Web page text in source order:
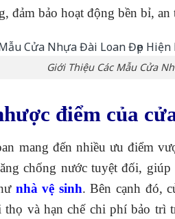
đảm bảo hoạt động bền bỉ, an
Giới Thiệu Các Mẫu Cửa
điểm của
mang đến nhiều ưu điểm
chống nước tuyệt đối,
nhà vệ sinh. Bên cạnh đó,
và hạn chế chi phí bảo trì